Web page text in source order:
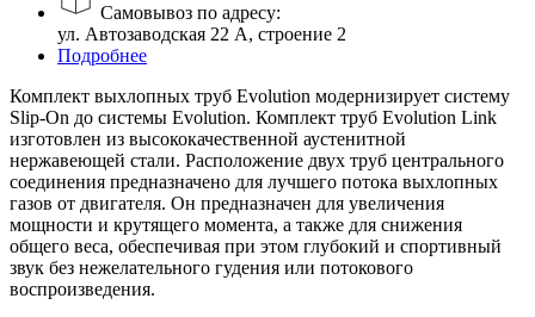
Самовывоз по адресу:
ул. Автозаводская 22 А, строение 2
Подробнее
Комплект выхлопных труб Evolution модернизирует систему
Slip-On до системы Evolution. Комплект труб Evolution Link
изготовлен из высококачественной аустенитной
нержавеющей стали. Расположение двух труб центрального
соединения предназначено для лучшего потока выхлопных
газов от двигателя. Он предназначен для увеличения
мощности и крутящего момента, а также для снижения
общего веса, обеспечивая при этом глубокий и спортивный
звук без нежелательного гудения или потокового
воспроизведения.